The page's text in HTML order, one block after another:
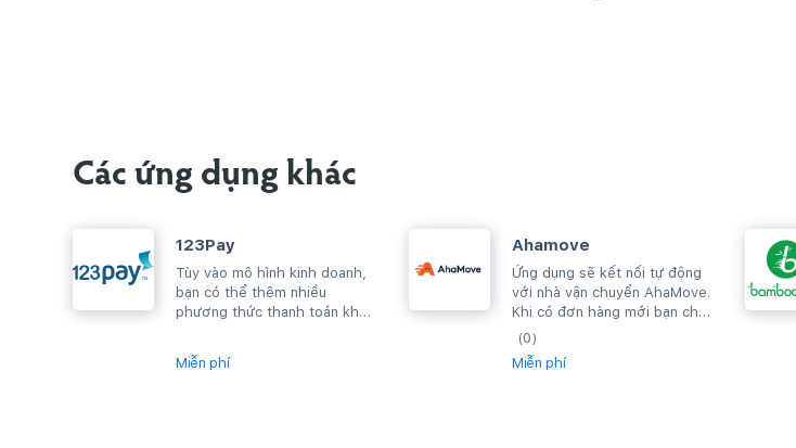
Các ứng dụng khác
123Pay
Tùy vào mô hình kinh doanh,
bạn có thể thêm nhiều
phương thức thanh toán khác
mua dễ dàng mua...
Miễn phí
Ahamove
Ứng dụng sẽ kết nối tự động
với nhà vận chuyển AhaMove.
Khi có đơn hàng mới bạn chỉ
cần thực hiện giao hàng,
đơn...
(0)
Miễn phí